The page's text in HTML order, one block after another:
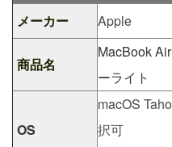
メーカー Apple
商品名
MacBook
ーライト
OS
macOS
択可